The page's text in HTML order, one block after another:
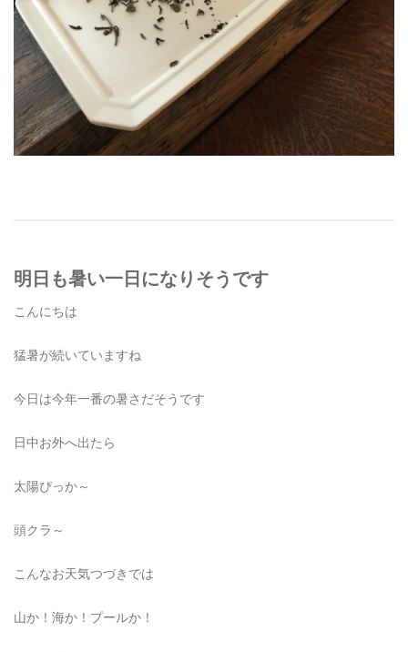
明日も暑い一日になりそうです
こんにちは
猛暑が続いていますね
今日は今年一番の暑さだそうです
日中お外へ出たら
太陽ぴっか～
頭クラ～
こんなお天気つづきでは
山か！海か！プールか！